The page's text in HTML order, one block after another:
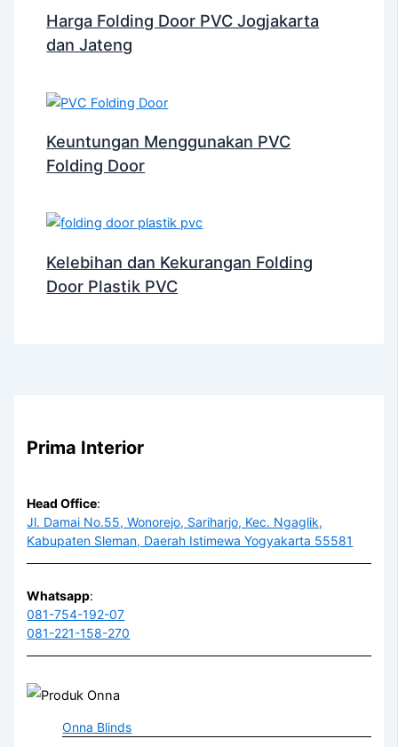
Harga Folding Door PVC Jogjakarta
dan Jateng
Keuntungan Menggunakan PVC
Folding Door
Kelebihan dan Kekurangan Folding
Door Plastik PVC
Prima Interior
Head Office:
Jl. Damai No.55, Wonorejo, Sariharjo, Kec. Ngaglik,
Kabupaten Sleman, Daerah Istimewa Yogyakarta 55581
Whatsapp:
081-754-192-07
081-221-158-270
Onna Blinds